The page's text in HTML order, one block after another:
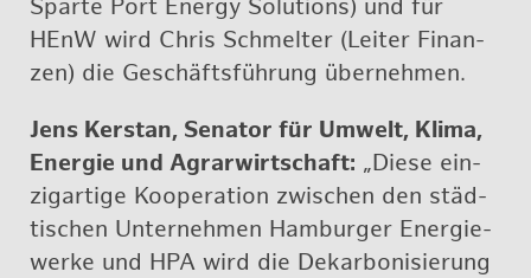
Spar­te Port En­er­gy So­lu­ti­ons) und für
HEnW wird Chris Schmel­ter (Lei­ter Fi­nan­
zen) die Ge­schäfts­füh­rung über­neh­men.
Jens Kers­tan, Se­na­tor für Um­welt, Klima,
En­er­gie und Agrar­wirt­schaft: „Diese ein­
zig­ar­ti­ge Ko­ope­ra­ti­on zwi­schen den städ­
ti­schen Un­ter­neh­men Ham­bur­ger En­er­gie­
wer­ke und HPA wird die Dekar­bo­ni­sie­rung